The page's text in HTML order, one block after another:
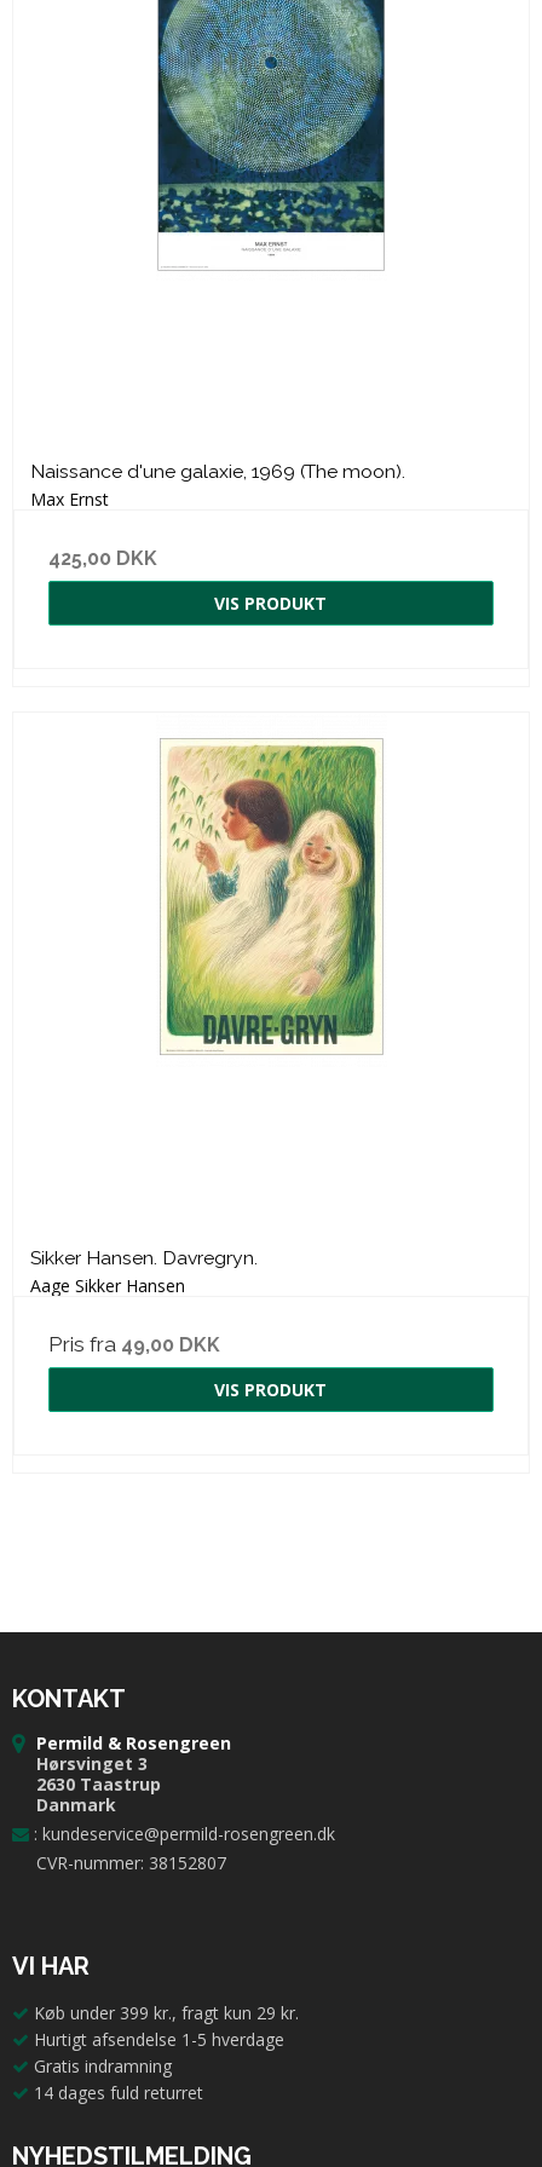
Naissance d'une galaxie, 1969 (The moon).
Max Ernst
425,00 DKK
VIS PRODUKT
Sikker Hansen. Davregryn.
Aage Sikker Hansen
Pris fra 49,00 DKK
VIS PRODUKT
KONTAKT
Permild & Rosengreen
Hørsvinget 3
2630 Taastrup
Danmark
: kundeservice@permild-rosengreen.dk
CVR-nummer: 38152807
VI HAR
Køb under 399 kr., fragt kun 29 kr.
Hurtigt afsendelse 1-5 hverdage
Gratis indramning
14 dages fuld returret
NYHEDSTILMELDING